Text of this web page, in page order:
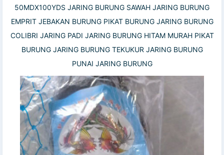
50MDX100YDS JARING BURUNG SAWAH JARING BURUNG
EMPRIT JEBAKAN BURUNG PIKAT BURUNG JARING BURUNG
COLIBRI JARING PADI JARING BURUNG HITAM MURAH PIKAT
BURUNG JARING BURUNG TEKUKUR JARING BURUNG
PUNAI JARING BURUNG